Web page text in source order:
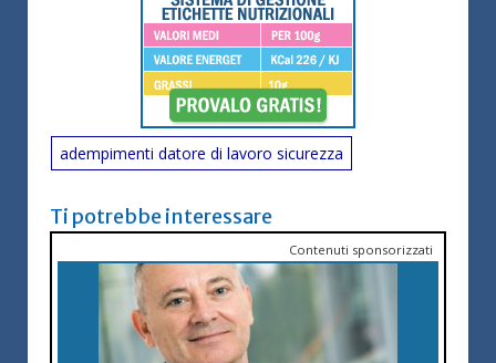
adempimenti datore di lavoro sicurezza
Ti potrebbe interessare
Contenuti sponsorizzati